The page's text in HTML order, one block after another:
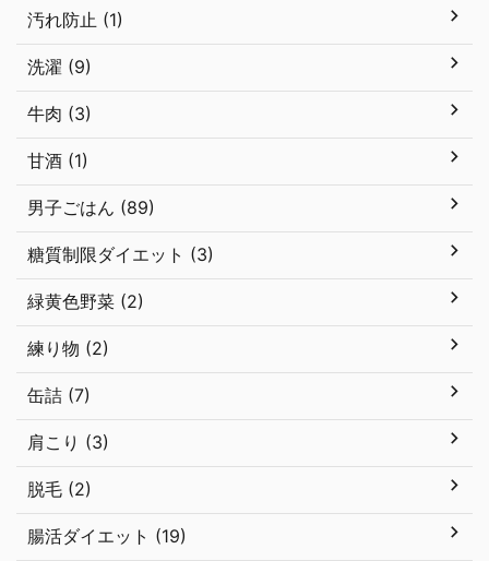
汚れ防止 (1)
洗濯 (9)
牛肉 (3)
甘酒 (1)
男子ごはん (89)
糖質制限ダイエット (3)
緑黄色野菜 (2)
練り物 (2)
缶詰 (7)
肩こり (3)
脱毛 (2)
腸活ダイエット (19)